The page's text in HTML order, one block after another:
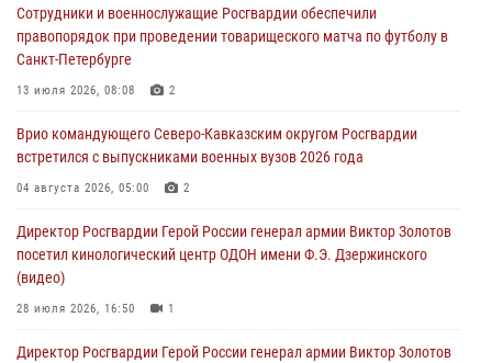
дорогой к Победе в СВО» (видео)
08 августа 2026, 07:00
ОМОН «Ойрат» Управления Росгвардии по Республике Калмыкия
08 августа 2026, 07:00
В Москве росгвардейцы оказали помощь медикам и девушке с
08 августа 2026, 06:32 1
Сотрудники и военнослужащие Росгвардии обеспечили
правопорядок при проведении товарищеского матча по футболу в
Санкт-Петербурге
13 июля 2026, 08:08 2
Врио командующего Северо-Кавказским округом Росгвардии
встретился с выпускниками военных вузов 2026 года
04 августа 2026, 05:00 2
Директор Росгвардии Герой России генерал армии Виктор Золотов
посетил кинологический центр ОДОН имени Ф.Э. Дзержинского
(видео)
28 июля 2026, 16:50 1
Директор Росгвардии Герой России генерал армии Виктор Золотов